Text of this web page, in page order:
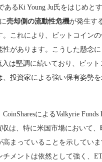
あるKi Young Ju氏をはじめと
売却側の流動性危機が発生す
。これにより、ビットコイン
性があります。こうした懸念
は堅調に続いており、ビッ
投資家による強い保有姿勢を
によるValkyrie
収は、特に米国市場において、
高まっていることを示してい
チメントは依然として強く、